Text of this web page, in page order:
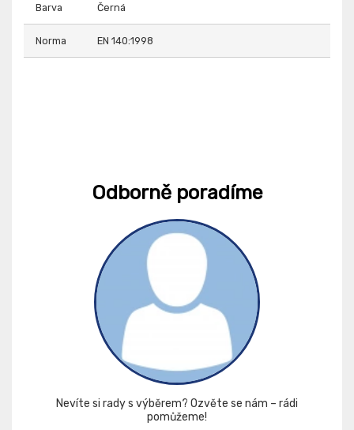
Barva Černá
Norma EN 140:1998
Odborně poradíme
Nevíte si rady s výběrem? Ozvěte se nám – rádi
pomůžeme!